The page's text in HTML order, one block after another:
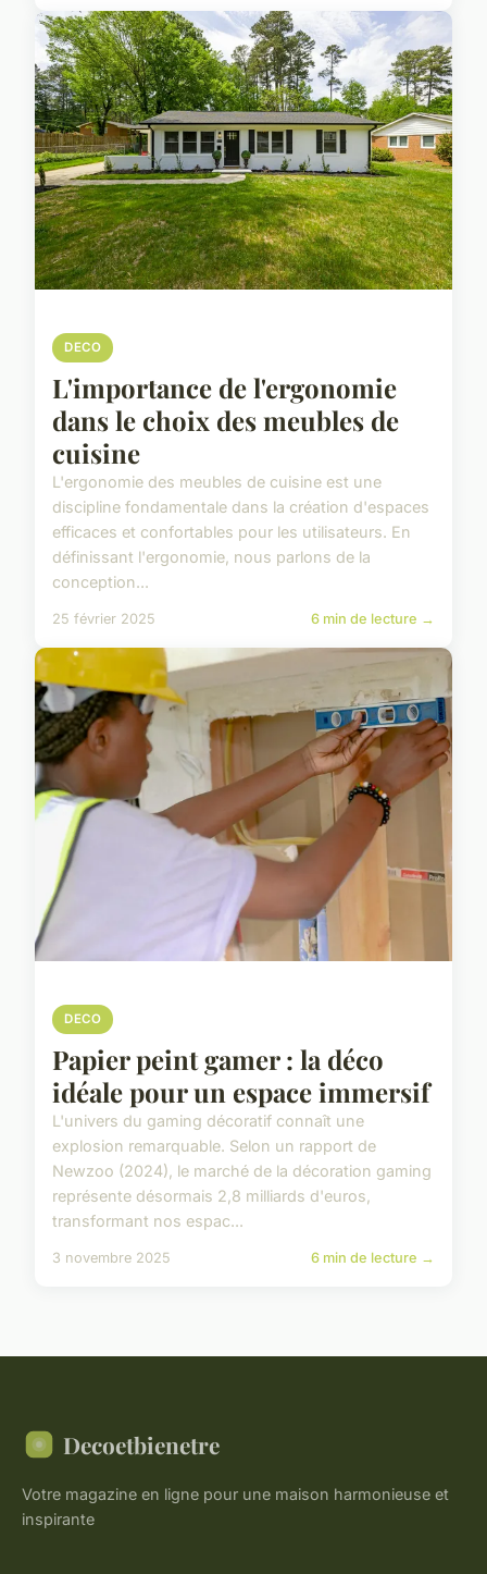
DECO
L'importance de l'ergonomie
dans le choix des meubles de
cuisine
L'ergonomie des meubles de cuisine est une
discipline fondamentale dans la création d'espaces
efficaces et confortables pour les utilisateurs. En
définissant l'ergonomie, nous parlons de la
conception...
25 février 2025 6 min de lecture →
DECO
Papier peint gamer : la déco
idéale pour un espace immersif
L'univers du gaming décoratif connaît une
explosion remarquable. Selon un rapport de
Newzoo (2024), le marché de la décoration gaming
représente désormais 2,8 milliards d'euros,
transformant nos espac...
3 novembre 2025 6 min de lecture →
Decoetbienetre
Votre magazine en ligne pour une maison harmonieuse et
inspirante